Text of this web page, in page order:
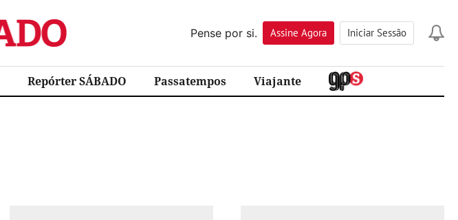
Pense por si.
Assine Agora Iniciar Sessão
Repórter SÁBADO Passatempos Viajante